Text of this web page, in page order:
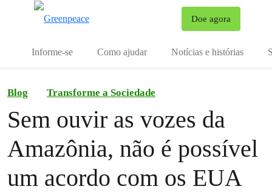
Doe agora
Informe-se Como ajudar Notícias e histórias
Blog Transforme a Sociedade
Sem ouvir as vozes da
Amazônia, não é possível
um acordo com os EUA